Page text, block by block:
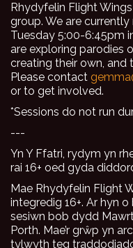
Rhydyfelin Flight
group. We are
Tuesday 5:00-6:45pm
are exploring parodies
creating their own, and
Please contact
or to get involved.
*Sessions do not run
---
Yn Y Ffatri, rydym yn
rai 16+ oed gyda
Mae Rhydyfelin Flight
integredig 16+. Ar hyn
sesiwn bob dydd
Porth. Mae’r grŵp yn
tylwyth teg